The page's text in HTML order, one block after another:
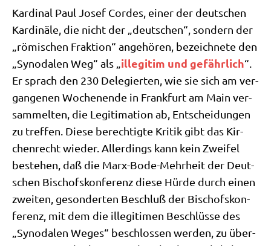
Kar­di­nal Paul Josef Cor­des, einer der deut­schen
Kar­di­nä­le, die nicht der „deut­schen“, son­dern der
„römi­schen Frak­ti­on“ ange­hö­ren, bezeich­ne­te den
„Syn­oda­len Weg“ als „ille­gi­tim und gefähr­lich“.
Er sprach den 230 Dele­gier­ten, wie sie sich am ver­
gan­ge­nen Wochen­en­de in Frank­furt am Main ver­
sam­mel­ten, die Legi­ti­ma­ti­on ab, Ent­schei­dun­gen
zu tref­fen. Die­se berech­tig­te Kri­tik gibt das Kir­
chen­recht wie­der. Aller­dings kann kein Zwei­fel
bestehen, daß die Marx-Bode-Mehr­heit der Deut­
schen Bischofs­kon­fe­renz die­se Hür­de durch einen
zwei­ten, geson­der­ten Beschluß der Bischofs­kon­
fe­renz, mit dem die ille­gi­ti­men Beschlüs­se des
„Syn­oda­len Weges“ beschlos­sen wer­den, zu über­